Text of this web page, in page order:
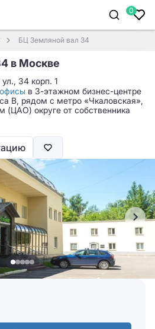
0
БЦ Земляной вал 34
в Москве
34 корп. 1
в 3-этажном бизнес-центре
B, рядом с метро «Чкаловская»,
(ЦАО) округе от собственника